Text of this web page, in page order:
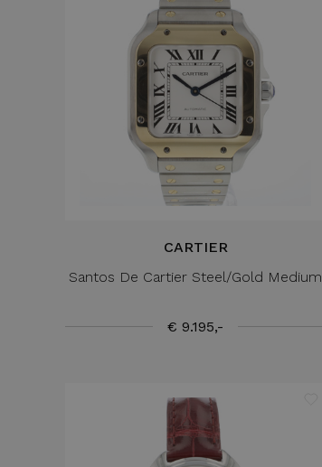
CARTIER
Santos De Cartier Steel/Gold Medium
€ 9.195,-